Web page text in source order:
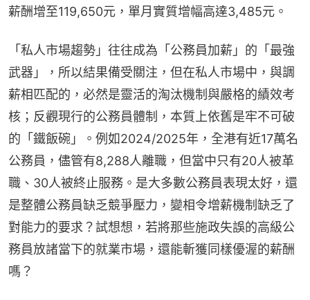
薪酬增至119,650元，單月實質增幅高達3,485元。
「私人市場趨勢」往往成為「公務員加薪」的「最強
武器」，所以結果備受關注，但在私人市場中，與調
薪相匹配的，必然是靈活的淘汰機制與嚴格的績效考
核；反觀現行的公務員體制，本質上依舊是牢不可破
的「鐵飯碗」。例如2024/2025年，全港有近17萬名
公務員，儘管有8,288人離職，但當中只有20人被革
職、30人被終止服務。是大多數公務員表現太好，還
是整體公務員缺乏競爭壓力，變相令增薪機制缺乏了
對能力的要求？試想想，若將那些施政失誤的高級公
務員放諸當下的就業市場，還能斬獲同樣優渥的薪酬
嗎？